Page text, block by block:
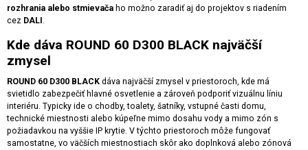
rozhrania alebo stmievača ho možno zaradiť aj do projektov s riadením
cez DALI .
Kde dáva ROUND 60 D300 BLACK najväčší
zmysel
ROUND 60 D300 BLACK dáva najväčší zmysel v priestoroch, kde má
svietidlo zabezpečiť hlavné osvetlenie a zároveň podporiť vizuálnu líniu
interiéru. Typicky ide o chodby, toalety, šatníky, vstupné časti domu,
technické miestnosti alebo kúpeľne mimo dosahu vody a mimo zón s
požiadavkou na vyššie IP krytie. V týchto priestoroch môže fungovať
samostatne, vo väčších miestnostiach skôr ako doplnková alebo zónová